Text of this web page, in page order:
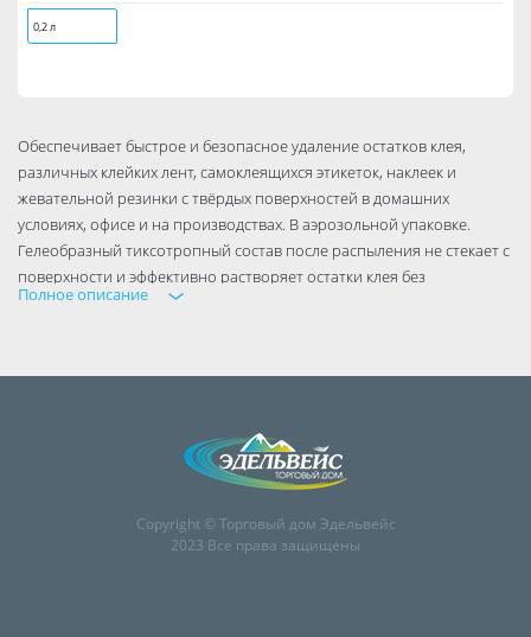
0,2 л
Обеспечивает быстрое и безопасное удаление остатков клея,
различных клейких лент, самоклеящихся этикеток, наклеек и
жевательной резинки с твёрдых поверхностей в домашних
условиях, офисе и на производствах. В аэрозольной упаковке.
Гелеобразный тиксотропный состав после распыления не стекает с
поверхности и эффективно растворяет остатки клея без
повреждений и царапин.
солнечных лучей и нагревания выше 50°С. Не распылять вблизи
Использовать строго при выключенном оборудовании!
Инструкция по применению.
избежание попадания следов аэрозоля защитите поверхности, не
Полное описание
Copyright © Торговый дом Эдельвейс
2023 Все права защищены